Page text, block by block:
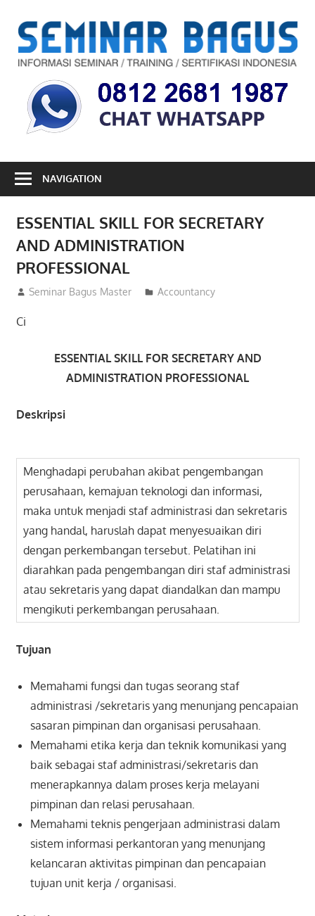
content
Informasi
Seminar,
Training
dan
Indonesia
NAVIGATION
ESSENTIAL SKILL FOR SECRETARY
AND ADMINISTRATION
PROFESSIONAL
28/08/2012
Seminar Bagus Master Accountancy
Ci
ESSENTIAL SKILL FOR SECRETARY AND
ADMINISTRATION PROFESSIONAL
Deskripsi
Menghadapi perubahan akibat pengembangan
perusahaan, kemajuan teknologi dan informasi,
maka untuk menjadi staf administrasi dan sekretaris
yang handal, haruslah dapat menyesuaikan diri
dengan perkembangan tersebut. Pelatihan ini
diarahkan pada pengembangan diri staf administrasi
atau sekretaris yang dapat diandalkan dan mampu
mengikuti perkembangan perusahaan.
Tujuan
Memahami fungsi dan tugas seorang staf
administrasi /sekretaris yang menunjang pencapaian
sasaran pimpinan dan organisasi perusahaan.
Memahami etika kerja dan teknik komunikasi yang
baik sebagai staf administrasi/sekretaris dan
menerapkannya dalam proses kerja melayani
pimpinan dan relasi perusahaan.
Memahami teknis pengerjaan administrasi dalam
sistem informasi perkantoran yang menunjang
kelancaran aktivitas pimpinan dan pencapaian
tujuan unit kerja / organisasi.